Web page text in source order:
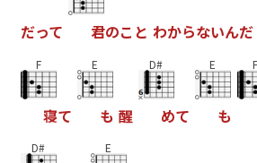
だって 君のこ と わからないんだ
F
寝て
E
も 醒
D#
めて
E
も
F
D# E